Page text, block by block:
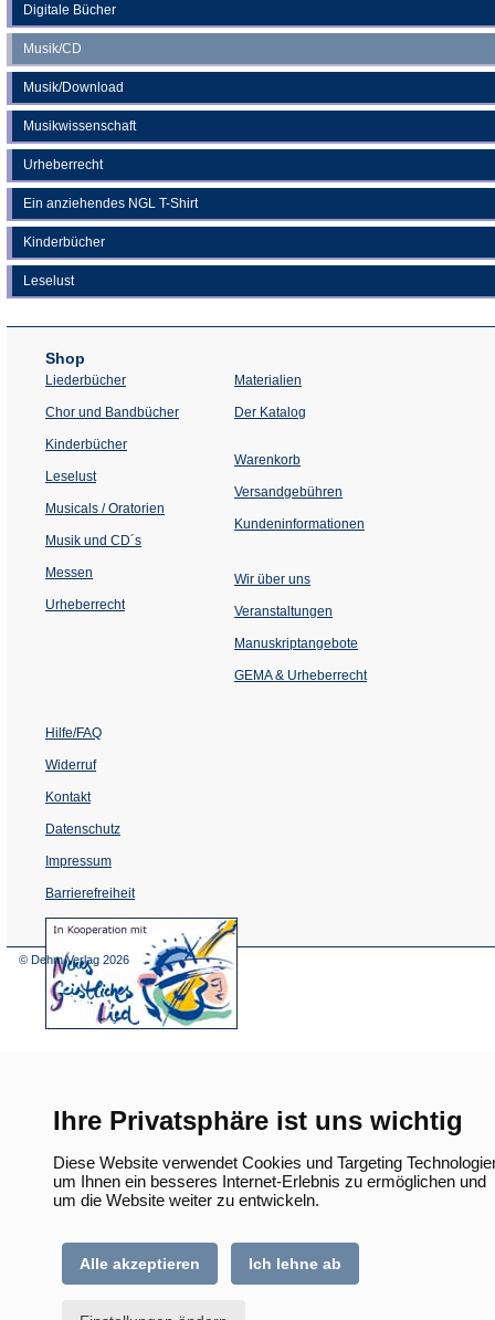
Ihre Privatsphäre ist uns wichtig
Diese Website verwendet Cookies und Targeting
um Ihnen ein besseres Internet-Erlebnis zu ermöglichen und
um die Website weiter zu entwickeln.
Alle akzeptieren Ich lehne ab
Digitale Bücher
Musik/CD
Musik/Download
Musikwissenschaft
Urheberrecht
Ein anziehendes NGL T-Shirt
Kinderbücher
Leselust
Shop
Liederbücher
Chor und Bandbücher
Kinderbücher
Leselust
Musicals / Oratorien
Musik und CD´s
Messen
Urheberrecht
Materialien
Der Katalog
Warenkorb
Versandgebühren
Kundeninformationen
Wir über uns
Veranstaltungen
einem
Tab)
Manuskriptangebote
GEMA & Urheberrecht
Hilfe/FAQ
Widerruf
Kontakt
Datenschutz
Impressum
Barrierefreiheit
(Öffnet
in
© Dehm Verlag 2026